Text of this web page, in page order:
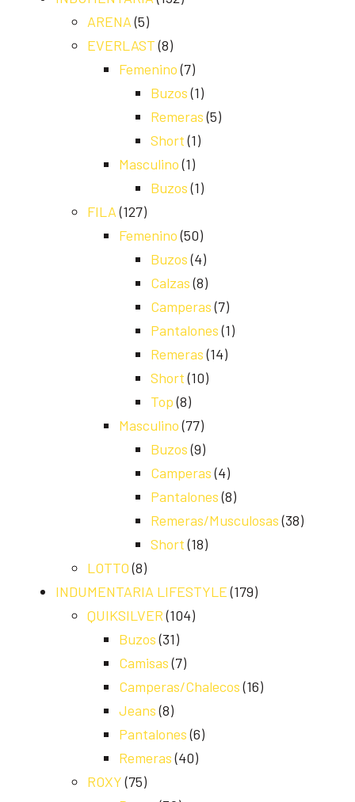
ARENA (5)
EVERLAST (8)
Femenino (7)
Buzos (1)
Remeras (5)
Short (1)
Masculino (1)
Buzos (1)
FILA (127)
Femenino (50)
Buzos (4)
Calzas (8)
Camperas (7)
Pantalones (1)
Remeras (14)
Short (10)
Top (8)
Masculino (77)
Buzos (9)
Camperas (4)
Pantalones (8)
Remeras/Musculosas (38)
Short (18)
LOTTO (8)
INDUMENTARIA LIFESTYLE (179)
QUIKSILVER (104)
Buzos (31)
Camisas (7)
Camperas/Chalecos (16)
Jeans (8)
Pantalones (6)
Remeras (40)
ROXY (75)